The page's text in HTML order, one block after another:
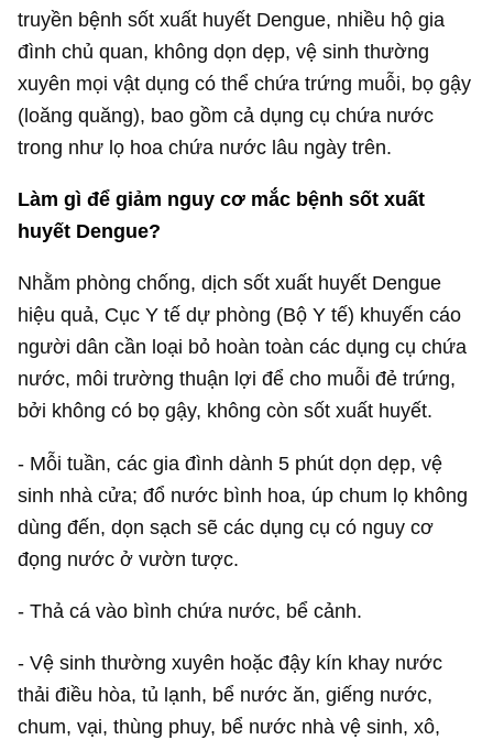
truyền bệnh sốt xuất huyết Dengue, nhiều hộ gia
đình chủ quan, không dọn dẹp, vệ sinh thường
xuyên mọi vật dụng có thể chứa trứng muỗi, bọ gậy
(loăng quăng), bao gồm cả dụng cụ chứa nước
trong như lọ hoa chứa nước lâu ngày trên.
Làm gì để giảm nguy cơ mắc bệnh sốt xuất
huyết Dengue?
Nhằm phòng chống, dịch sốt xuất huyết Dengue
hiệu quả, Cục Y tế dự phòng (Bộ Y tế) khuyến cáo
người dân cần loại bỏ hoàn toàn các dụng cụ chứa
nước, môi trường thuận lợi để cho muỗi đẻ trứng,
bởi không có bọ gậy, không còn sốt xuất huyết.
- Mỗi tuần, các gia đình dành 5 phút dọn dẹp, vệ
sinh nhà cửa; đổ nước bình hoa, úp chum lọ không
dùng đến, dọn sạch sẽ các dụng cụ có nguy cơ
đọng nước ở vườn tược.
- Thả cá vào bình chứa nước, bể cảnh.
- Vệ sinh thường xuyên hoặc đậy kín khay nước
thải điều hòa, tủ lạnh, bể nước ăn, giếng nước,
chum, vại, thùng phuy, bể nước nhà vệ sinh, xô,